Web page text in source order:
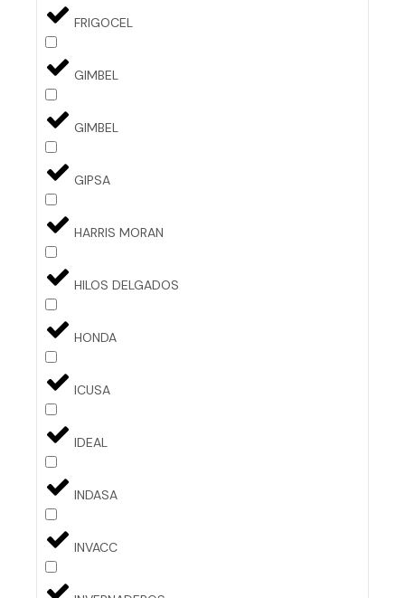
FRIGOCEL
GIMBEL
GIMBEL
GIPSA
HARRIS MORAN
HILOS DELGADOS
HONDA
ICUSA
IDEAL
INDASA
INVACC